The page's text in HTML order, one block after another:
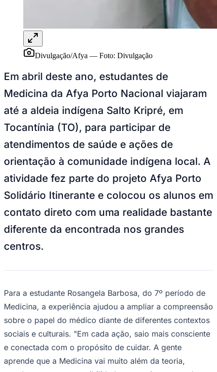
Coritiba
Mirassol
Divulgação/Afya — Foto: Divulgação
Em abril deste ano, estudantes de
Medicina da Afya Porto Nacional viajaram
até a aldeia indígena Salto Kripré, em
Tocantínia (TO), para participar de
atendimentos de saúde e ações de
orientação à comunidade indígena local. A
atividade fez parte do projeto Afya Porto
Solidário Itinerante e colocou os alunos em
contato direto com uma realidade bastante
diferente da encontrada nos grandes
centros.
Para a estudante Rosangela Barbosa, do 7º período de
Medicina, a experiência ajudou a ampliar a compreensão
sobre o papel do médico diante de diferentes contextos
sociais e culturais. "Em cada ação, saio mais consciente
e conectada com o propósito de cuidar. A gente
aprende que a Medicina vai muito além da teoria,